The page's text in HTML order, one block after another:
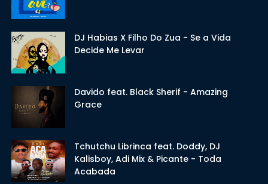
DJ Habias X Filho Do Zua - Se a Vida
Decide Me Levar
Davido feat. Black Sherif - Amazing
Grace
Tchutchu Librinca feat. Doddy, DJ
Kalisboy, Adi Mix & Picante - Toda
Acabada